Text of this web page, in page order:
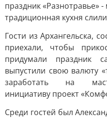
праздник «Разнотравье»
традиционная кухня
Гости из Архангельска,
приехали, чтобы
придумали праздник
выпустили свою валюту
заработать на
инициативу проект
Среди гостей был